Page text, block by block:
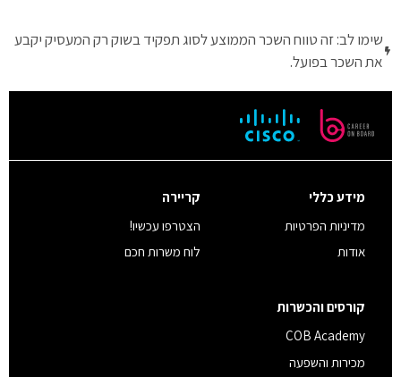
שימו לב: זה טווח השכר הממוצע לסוג תפקיד בשוק רק המעסיק יקבע
את השכר בפועל.
מידע כללי
מדיניות הפרטיות
אודות
קריירה
הצטרפו עכשיו!
לוח משרות חכם
קורסים והכשרות
COB Academy
מכירות והשפעה